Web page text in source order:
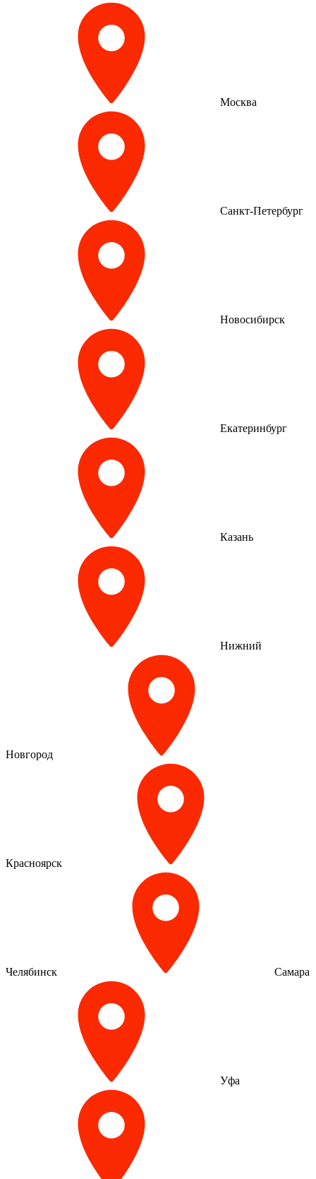
Москва
Санкт-Петербург
Новосибирск
Екатеринбург
Казань
Нижний
Новгород
Красноярск
Челябинск Самара
Уфа